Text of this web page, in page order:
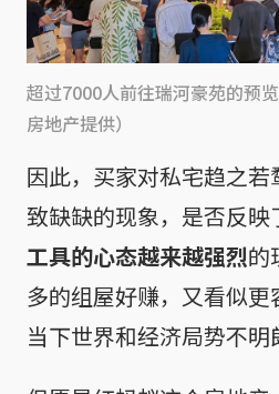
超过7000人前往瑞河豪苑的预
房地产提供）
因此，买家对私宅趋之
致缺缺的现象，是否反映
工具的心态越来越强烈的
多的组屋好赚，又看似
当下世界和经济局势不明